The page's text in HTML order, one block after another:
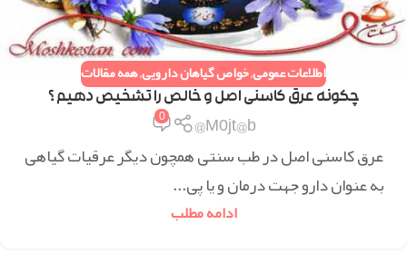
اطلاعات عمومی,خواص گیاهان دارویی,همه مقالات
چکونه عرق کاسنی اصل و خالص را تشخیص دهیم ؟
M0jt@b@
0
عرق کاسنی اصل در طب سنتی همچون دیگر عرقیات گیاهی
به عنوان دارو جهت درمان و یا پی...
ادامه مطلب